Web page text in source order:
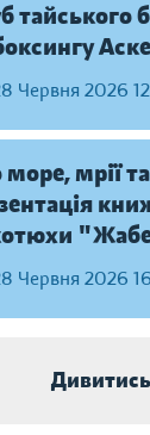
тайського
Червня 2026
мрії
Червня 2026